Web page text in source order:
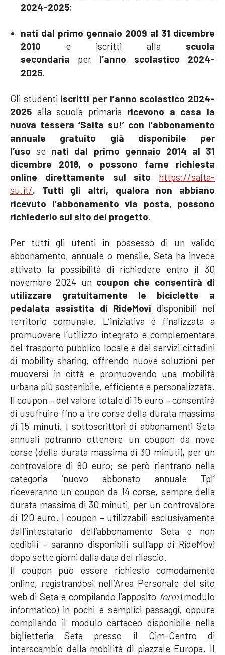
2024-2025;
nati dal primo gennaio 2009 al 31 dicembre
2010 e iscritti alla scuola
secondaria per l’anno scolastico 2024-
2025.
Gli studenti iscritti per l’anno scolastico 2024-
2025 alla scuola primaria ricevono a casa la
nuova tessera ‘Salta su!’ con l’abbonamento
annuale gratuito già disponibile per
l’usose nati dal primo gennaio 2014 al 31
dicembre 2018, o possono farne richiesta
online direttamente sul sito https://salta-
su.it/. Tutti gli altri, qualora non abbiano
ricevuto l’abbonamento via posta, possono
richiederlo sul sito del progetto.
Per tutti gli utenti in possesso di un valido
abbonamento, annuale o mensile, Seta ha invece
attivato la possibilità di richiedere entro il 30
novembre 2024 un coupon che consentirà di
utilizzare gratuitamente le biciclette a
pedalata assistita di RideMovi disponibili nel
territorio comunale. L’iniziativa è finalizzata a
promuovere l’utilizzo integrato e complementare
del trasporto pubblico locale e dei servizi cittadini
di mobility sharing, offrendo nuove soluzioni per
muoversi in città e promuovendo una mobilità
urbana più sostenibile, efficiente e personalizzata.
Il coupon – del valore totale di 15 euro – consentirà
di usufruire fino a tre corse della durata massima
di 15 minuti. I sottoscrittori di abbonamenti Seta
annuali potranno ottenere un coupon da nove
corse (della durata massima di 30 minuti), per un
controvalore di 80 euro; se però rientrano nella
categoria ‘nuovo abbonato annuale Tpl’
riceveranno un coupon da 14 corse, sempre della
durata massima di 30 minuti, per un controvalore
di 120 euro. I coupon – utilizzabili esclusivamente
dall’intestatario dell’abbonamento Seta e non
cedibili – saranno disponibili sull’app di RideMovi
dopo sette giorni dalla data del rilascio.
Il coupon può essere richiesto comodamente
online, registrandosi nell’Area Personale del sito
web di Seta e compilando l’apposito form(modulo
informatico) in pochi e semplici passaggi, oppure
compilando il modulo cartaceo disponibile nella
biglietteria Seta presso il Cim-Centro di
interscambio della mobilità di piazzale Europa. Il